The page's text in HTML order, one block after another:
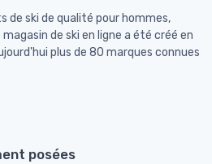
ski de qualité pour hommes,
de ski en ligne a été créé en
plus de 80 marques connues
posées